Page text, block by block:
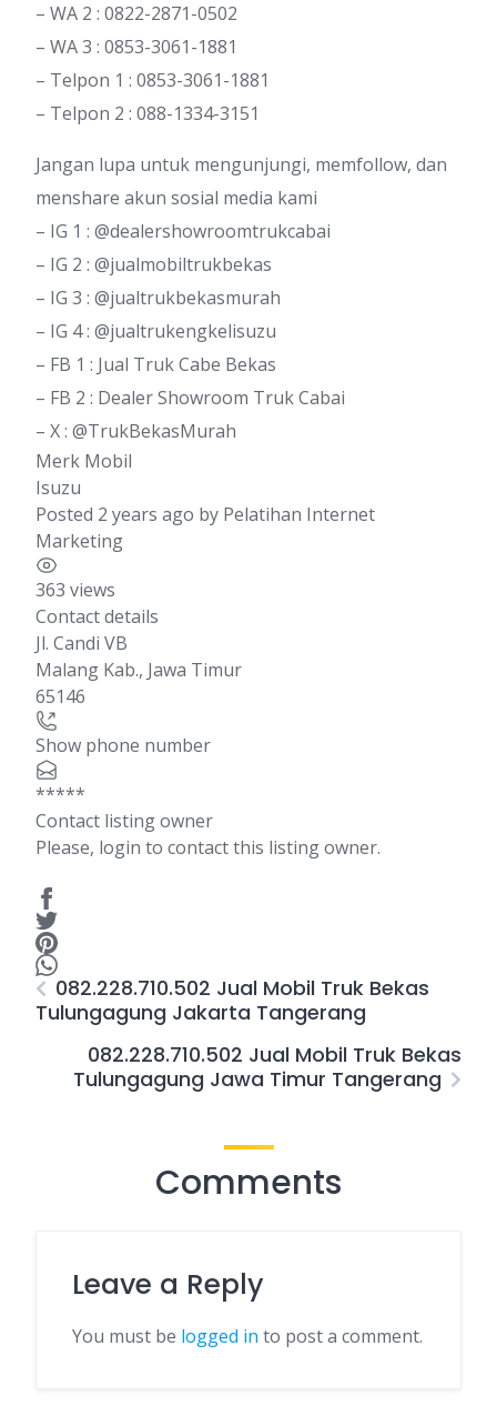
– WA 2 : 0822-2871-0502
– WA 3 : 0853-3061-1881
– Telpon 1 : 0853-3061-1881
– Telpon 2 : 088-1334-3151
Jangan lupa untuk mengunjungi, memfollow, dan
menshare akun sosial media kami
– IG 1 : @dealershowroomtrukcabai
– IG 2 : @jualmobiltrukbekas
– IG 3 : @jualtrukbekasmurah
– IG 4 : @jualtrukengkelisuzu
– FB 1 : Jual Truk Cabe Bekas
– FB 2 : Dealer Showroom Truk Cabai
– X : @TrukBekasMurah
Merk Mobil
Isuzu
Posted 2 years ago by Pelatihan Internet
Marketing
363 views
Contact details
Jl. Candi VB
Malang Kab., Jawa Timur
65146
Show phone number
*****
Contact listing owner
Please, login to contact this listing owner.
082.228.710.502 Jual Mobil Truk Bekas
Tulungagung Jakarta Tangerang
082.228.710.502 Jual Mobil Truk Bekas
Tulungagung Jawa Timur Tangerang
Comments
Leave a Reply
You must be logged in to post a comment.